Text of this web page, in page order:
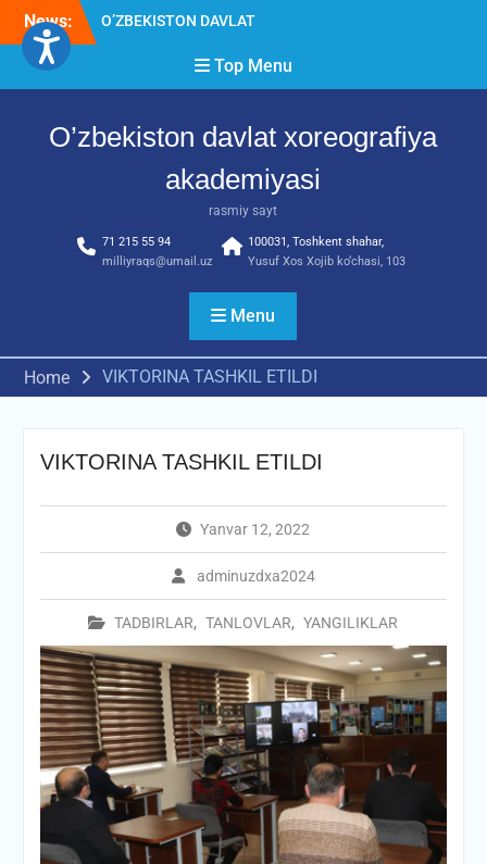
Skip
content
News:
O’ZBEKISTON DAVLAT
AKADEMIYASIDA
о‘tkazilgan kasbiy (ijodiy)
Diqqat e’lon!
imtihon jarayonlari
Top Menu
O’zbekiston davlat xoreografiya
akademiyasi
rasmiy sayt
71 215 55 94
milliyraqs@umail.uz
100031, Toshkent shahar,
Yusuf Xos Xojib ko‘chasi, 103
Menu
Home VIKTORINA TASHKIL ETILDI
VIKTORINA TASHKIL ETILDI
Yanvar 12, 2022
adminuzdxa2024
TADBIRLAR, TANLOVLAR, YANGILIKLAR